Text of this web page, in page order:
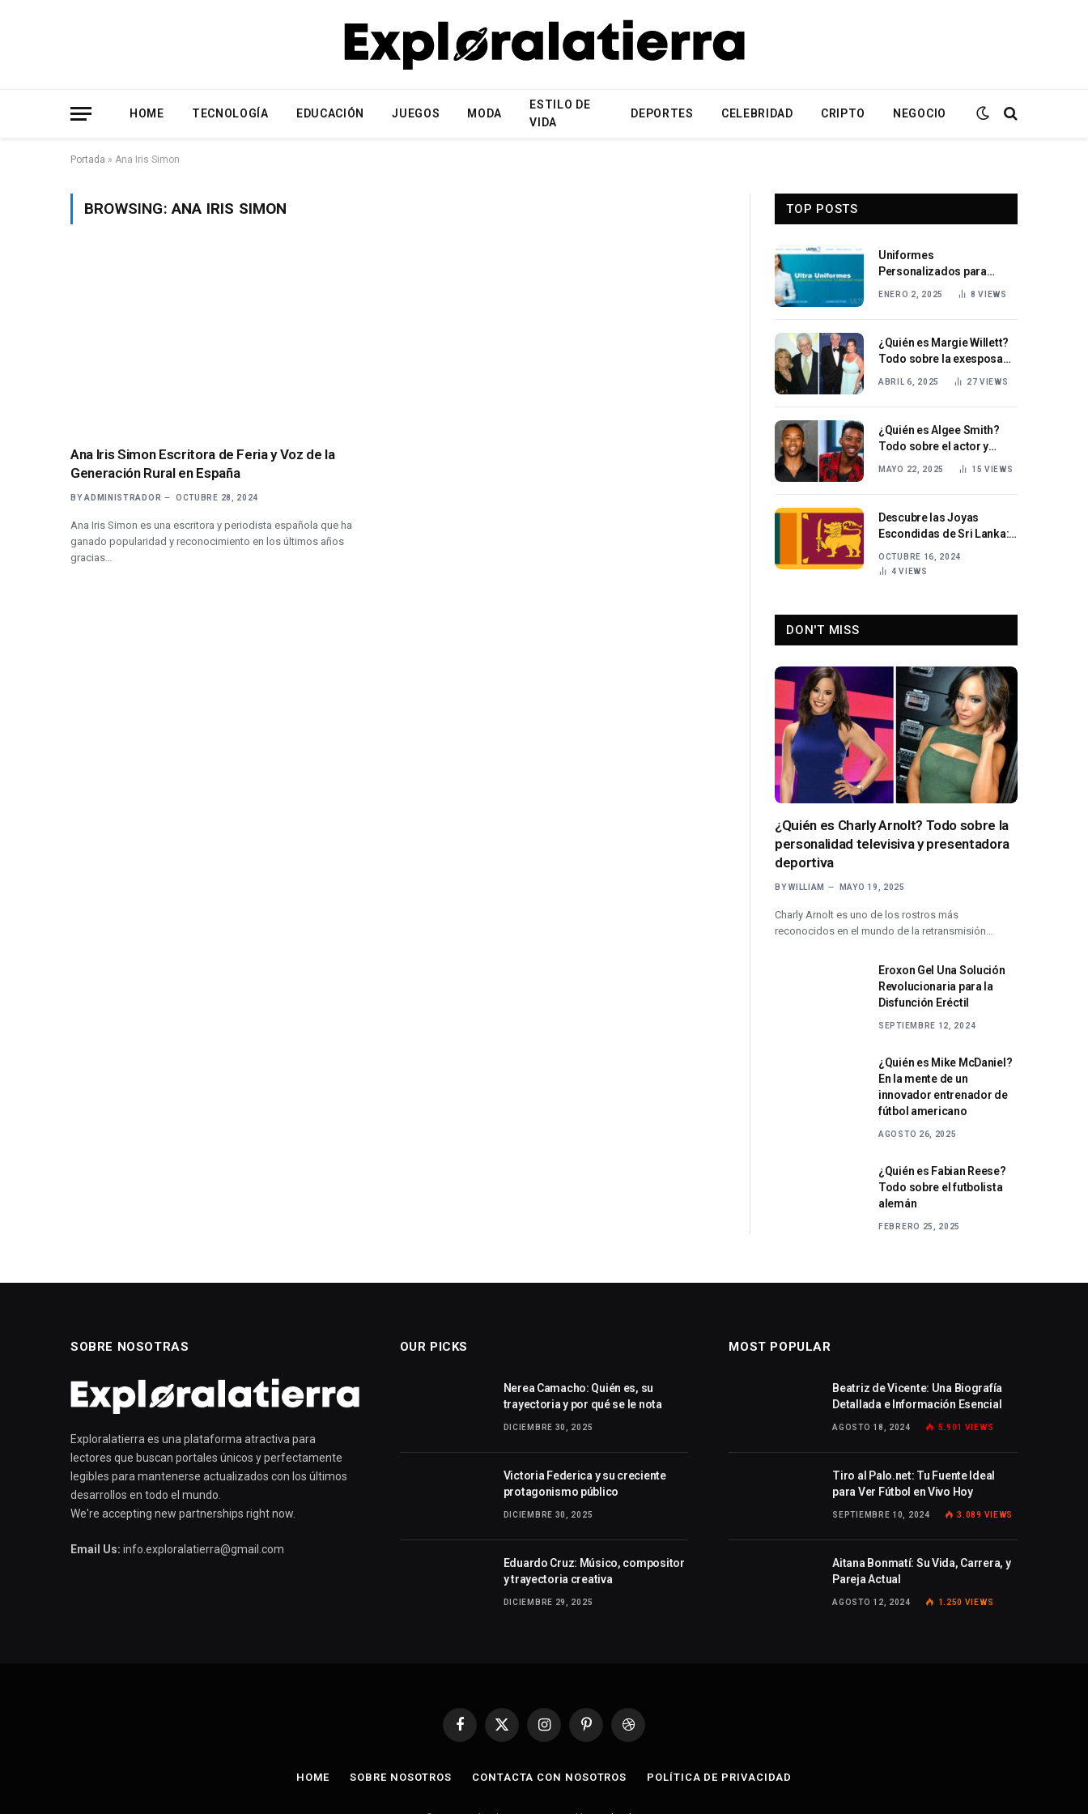
HOME TECNOLOGÍA EDUCACIÓN JUEGOS MODA
ESTILO DE
VIDA
DEPORTES CELEBRIDAD CRIPTO NEGOCIO
Portada » Ana Iris Simon
BROWSING:ANA IRIS SIMON
Ana Iris Simon Escritora de Feria y Voz de la
Generación Rural en España
BY ADMINISTRADOR OCTUBRE 28, 2024
Ana Iris Simon es una escritora y periodista española que ha
ganado popularidad y reconocimiento en los últimos años
gracias…
TOP POSTS
Uniformes
Personalizados para
Empresas en México | Ultra
ENERO 2, 2025 8VIEWS
¿Quién es Margie Willett?
Todo sobre la exesposa
de Dick Van Dyke y su vida
ABRIL 6, 2025 27 VIEWS
¿Quién es Algee Smith?
Todo sobre el actor y
cantante estadounidense
MAYO 22, 2025 15 VIEWS
Descubre las Joyas
Escondidas de Sri Lanka:
OCTUBRE 16, 2024
4VIEWS
DON'T MISS
¿Quién es Charly Arnolt? Todo sobre la
personalidad televisiva y presentadora
deportiva
BY WILLIAM MAYO 19, 2025
Charly Arnolt es uno de los rostros más
reconocidos en el mundo de la retransmisión…
Eroxon Gel Una Solución
Revolucionaria para la
Disfunción Eréctil
SEPTIEMBRE 12, 2024
¿Quién es Mike McDaniel?
En la mente de un
innovador entrenador de
fútbol americano
AGOSTO 26, 2025
¿Quién es Fabian Reese?
Todo sobre el futbolista
alemán
FEBRERO 25, 2025
SOBRE NOSOTRAS
Exploralatierra es una plataforma atractiva para
lectores que buscan portales únicos y perfectamente
legibles para mantenerse actualizados con los últimos
desarrollos en todo el mundo.
We're accepting new partnerships right now.
Email Us: info.exploralatierra@gmail.com
OUR PICKS
Nerea Camacho: Quién es, su
trayectoria y por qué se le nota
DICIEMBRE 30, 2025
Victoria Federica y su creciente
protagonismo público
DICIEMBRE 30, 2025
Eduardo Cruz: Músico, compositor
y trayectoria creativa
DICIEMBRE 29, 2025
MOST POPULAR
Beatriz de Vicente: Una Biografía
Detallada e Información Esencial
AGOSTO 18, 2024 5.901 VIEWS
Tiro al Palo.net: Tu Fuente Ideal
para Ver Fútbol en Vivo Hoy
SEPTIEMBRE 10, 2024 3.089 VIEWS
Aitana Bonmatí: Su Vida, Carrera, y
Pareja Actual
AGOSTO 12, 2024 1.250 VIEWS
Facebook
X
InstagramPinterestDribbble
HOME SOBRE NOSOTROS CONTACTA CON NOSOTROS POLÍTICA DE PRIVACIDAD